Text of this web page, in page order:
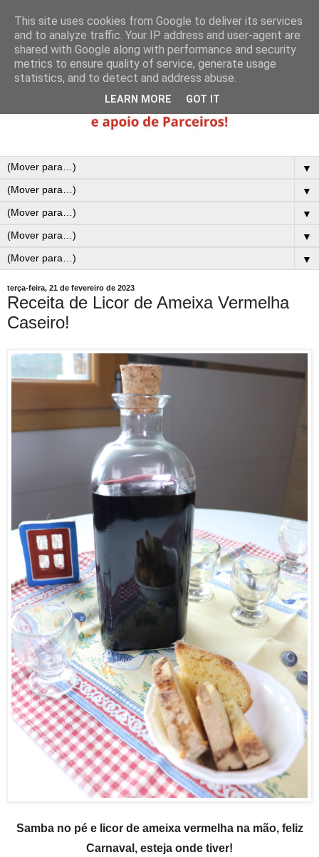
▼
▼
▼
▼
▼
terça-feira, 21 de fevereiro de 2023
Receita de Licor de Ameixa Vermelha
Caseiro!
Samba no pé e licor de ameixa vermelha na mão, feliz
Carnaval, esteja onde tiver!
This site uses cookies from Google to deliver its services
and to analyze traffic. Your IP address and user-agent are
shared with Google along with performance and security
metrics to ensure quality of service, generate usage
statistics, and to detect and address abuse.
LEARN MORE GOT IT